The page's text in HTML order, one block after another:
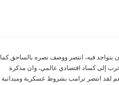
فيه، انتصر ووصف نصره بالساحق كما
إلى كساد اقتصادي عالمي، وان مذكرة
لقد انتصر ترامب بشروط عسكرية وميدانية